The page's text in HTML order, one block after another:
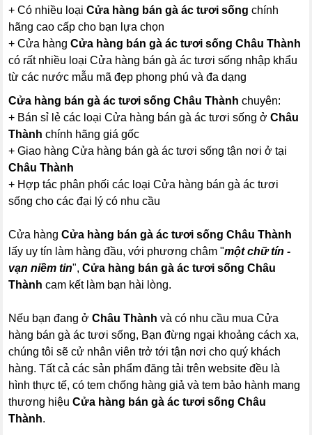
+ Có nhiều loạiCửa hàng bán gà ác tươi sống chính
hãng cao cấp cho bạn lựa chọn
+ Cửa hàngCửa hàng bán gà ác tươi sống Châu Thành
có rất nhiều loại Cửa hàng bán gà ác tươi sống nhập khẩu
từ các nước mẫu mã đẹp phong phú và đa dạng
Cửa hàng bán gà ác tươi sống Châu Thànhchuyên:
+ Bán sỉ lẻ các loại Cửa hàng bán gà ác tươi sống ởChâu
Thành chính hãng giá gốc
+ Giao hàng Cửa hàng bán gà ác tươi sống tận nơi ở tại
Châu Thành
+ Hợp tác phân phối các loại Cửa hàng bán gà ác tươi
sống cho các đại lý có nhu cầu
Cửa hàngCửa hàng bán gà ác tươi sống Châu Thành
lấy uy tín làm hàng đầu, với phương châm "một chữ tín -
vạn niềm tin",Cửa hàng bán gà ác tươi sống Châu
Thành cam kết làm bạn hài lòng.
Nếu bạn đang ởChâu Thành và có nhu cầu mua Cửa
hàng bán gà ác tươi sống, Bạn đừng ngại khoảng cách xa,
chúng tôi sẽ cử nhân viên trở tới tận nơi cho quý khách
hàng. Tất cả các sản phẩm đăng tải trên website đều là
hình thực tế, có tem chống hàng giả và tem bảo hành mang
thương hiệuCửa hàng bán gà ác tươi sống Châu
Thành.